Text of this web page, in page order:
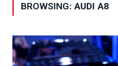
BROWSING:AUDI A8